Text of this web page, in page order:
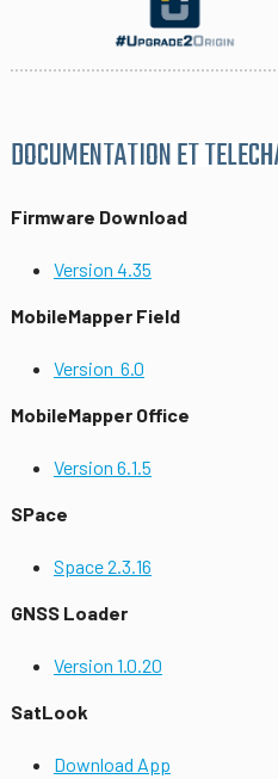
DOCUMENTATION ET
Firmware Download
Version 4.35
MobileMapper Field
Version 6.0
MobileMapper Office
Version 6.1.5
SPace
Space 2.3.16
GNSS Loader
Version 1.0.20
SatLook
Download App